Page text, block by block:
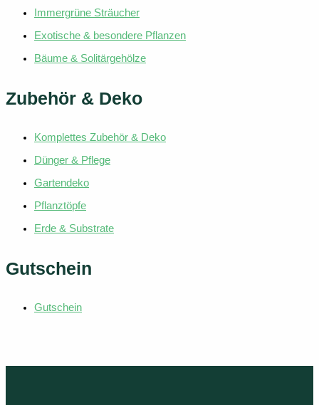
Immergrüne Sträucher
Exotische & besondere Pflanzen
Bäume & Solitärgehölze
Zubehör & Deko
Komplettes Zubehör & Deko
Dünger & Pflege
Gartendeko
Pflanztöpfe
Erde & Substrate
Gutschein
Gutschein